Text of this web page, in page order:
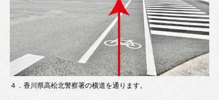
４． 香川県高松北警察署の横道を通ります。